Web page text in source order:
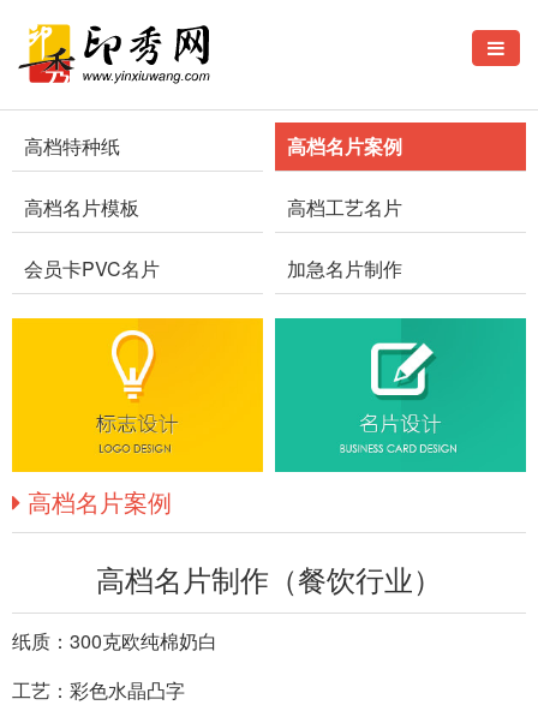
高档特种纸 高档名片案例
高档名片模板 高档工艺名片
会员卡PVC名片 加急名片制作
高档名片案例
高档名片制作（餐饮行业）
纸质：300克欧纯棉奶白
工艺：彩色水晶凸字